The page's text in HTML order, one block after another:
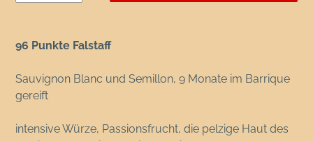
96 Punkte Falstaff
Sauvignon Blanc und Semillon, 9 Monate im Barrique
gereift
intensive Würze, Passionsfrucht, die pelzige Haut des